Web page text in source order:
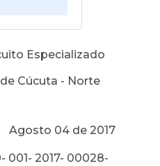
Especializado
Cúcuta - Norte
Agosto 04 de 2017
001- 2017- 00028-